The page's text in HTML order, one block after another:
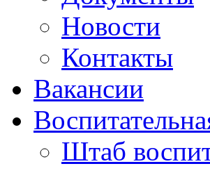
Новости
Контакты
Вакансии
Штаб